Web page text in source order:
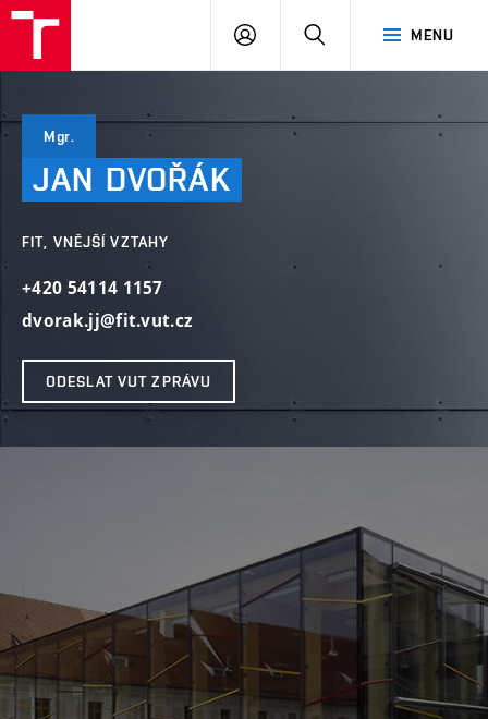
MENU
PŘIHLÁSIT
Mgr.
JAN DVOŘÁK
FIT, VNĚJŠÍ VZTAHY
+420 54114 1157
dvorak.jj@fit.vut.cz
ODESLAT VUT ZPRÁVU